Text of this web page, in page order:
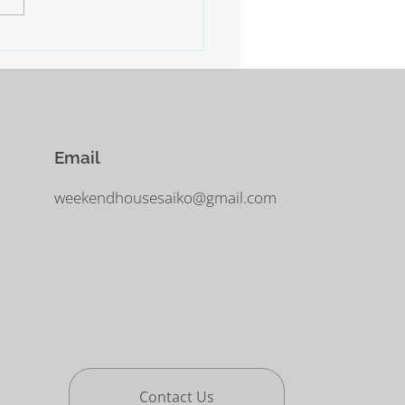
ほどまで下がるだそう。
Email
weekendhousesaiko@gmail.com
Contact Us